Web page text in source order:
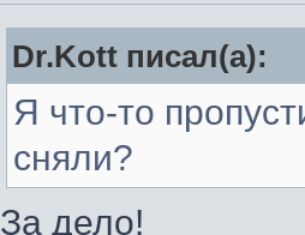
Dr.Kott писал(а):
Я что-то
сняли?
За дело!